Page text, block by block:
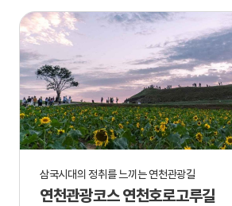
삼국시대의 정취를 느끼는 연천관광길
연천관광코스 연천호로고루길